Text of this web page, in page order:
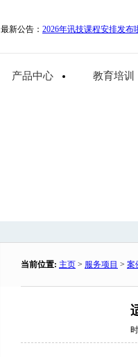
最新公告： 2026年讯技课程安排发布
产品中心 教育培训
当前位置: 主页 > 服务项目 > 案